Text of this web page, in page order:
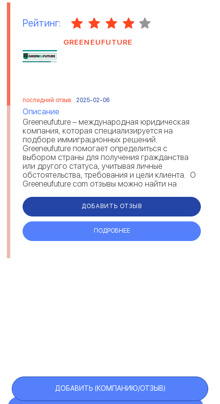
Рейтинг:
GREENEUFUTURE
последний отзыв: 2025-02-06
Описание
Greeneufuture – международная юридическая
компания, которая специализируется на
подборе иммиграционных решений.
Greeneufuture помогает определиться с
выбором страны для получения гражданства
или другого статуса, учитывая личные
обстоятельства, требования и цели клиента. О
Greeneufuture com отзывы можно найти на
ДОБАВИТЬ ОТЗЫВ
ПОДРОБНЕЕ
ДОБАВИТЬ (КОМПАНИЮ/ОТЗЫВ)